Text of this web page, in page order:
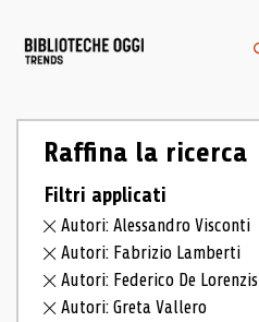
Raffina la ricerca
Filtri applicati
Autori: Alessandro Visconti
Autori: Fabrizio Lamberti
Autori: Federico De Lorenzis
Autori: Greta Vallero